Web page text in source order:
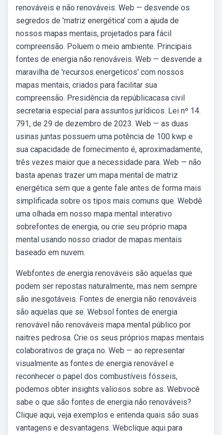
renováveis e não renováveis. Web — desvende os
segredos de 'matriz energética' com a ajuda de
nossos mapas mentais, projetados para fácil
compreensão. Poluem o meio ambiente. Principais
fontes de energia não renováveis. Web — desvende a
maravilha de 'recursos energeticos' com nossos
mapas mentais, criados para facilitar sua
compreensão. Presidência da repúblicacasa civil
secretaria especial para assuntos jurídicos. Lei nº 14.
791, de 29 de dezembro de 2023. Web — as duas
usinas juntas possuem uma potência de 100 kwp e
sua capacidade de fornecimento é, aproximadamente,
três vezes maior que a necessidade para. Web — não
basta apenas trazer um mapa mental de matriz
energética sem que a gente fale antes de forma mais
simplificada sobre os tipos mais comuns que. Webdê
uma olhada em nosso mapa mental interativo
sobrefontes de energia, ou crie seu próprio mapa
mental usando nosso criador de mapas mentais
baseado em nuvem.
Webfontes de energia renováveis são aquelas que
podem ser repostas naturalmente, mas nem sempre
são inesgotáveis. Fontes de energia não renováveis
são aquelas que se. Websol fontes de energia
renovável não renováveis mapa mental público por
naitres pedrosa. Crie os seus próprios mapas mentais
colaborativos de graça no. Web — ao representar
visualmente as fontes de energia renovável e
reconhecer o papel dos combustíveis fósseis,
podemos obter insights valiosos sobre as. Webvocê
sabe o que são fontes de energia não renováveis?
Clique aqui, veja exemplos e entenda quais são suas
vantagens e desvantagens. Webclique aqui para